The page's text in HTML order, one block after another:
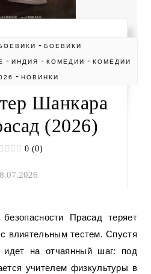
- БОЕВИКИ
-ИНДИЯ -КОМЕДИИ -КОМЕДИИ
- НОВИНКИ
Шанкара
(2026)
0 (0)
влиятельным тестем. Спустя
на отчаянный шаг: под
учителем физкультуры в